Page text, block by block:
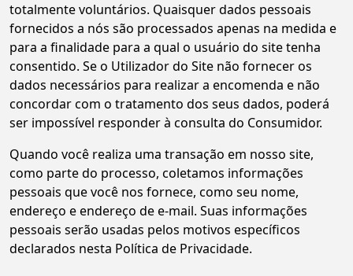
totalmente voluntários. Quaisquer dados pessoais
fornecidos a nós são processados apenas na medida e
para a finalidade para a qual o usuário do site tenha
consentido. Se o Utilizador do Site não fornecer os
dados necessários para realizar a encomenda e não
concordar com o tratamento dos seus dados, poderá
ser impossível responder à consulta do Consumidor.
Quando você realiza uma transação em nosso site,
como parte do processo, coletamos informações
pessoais que você nos fornece, como seu nome,
endereço e endereço de e-mail. Suas informações
pessoais serão usadas pelos motivos específicos
declarados nesta Política de Privacidade.